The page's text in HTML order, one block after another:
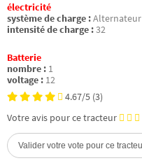
électricité
système de charge :Alternateur
intensité de charge :32
Batterie
nombre : 1
voltage : 12
4.67/5 (3)
Votre avis pour ce tracteur